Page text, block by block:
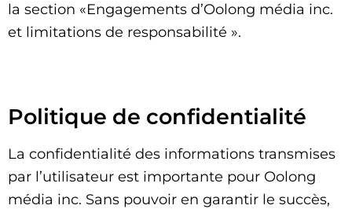
la section «Engagements d’Oolong média inc.
et limitations de responsabilité ».
Politique de confidentialité
La confidentialité des informations transmises
par l’utilisateur est importante pour Oolong
média inc. Sans pouvoir en garantir le succès,